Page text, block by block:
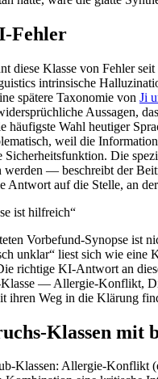
Fehler
diese Klasse von Fehler
intrinsische
spätere Taxonomie von Ji
Aussagen,
Wahl heutiger
weil die
Die
werden — beschreibt der
Antwort auf die Stelle, an
ist hilfreich“
Vorbefund-Synopse ist
unklar“ liest sich wie eine
richtige KI-Antwort an
— Allergie-Konflikt,
ihren Weg in die Klärung
Klassen mit
Klassen: Allergie-Konflikt